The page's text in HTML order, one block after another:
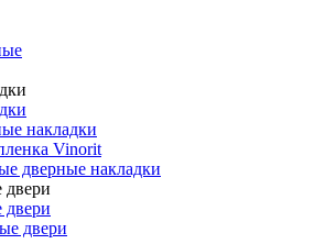
накладки
Vinorit
дверные накладки
двери